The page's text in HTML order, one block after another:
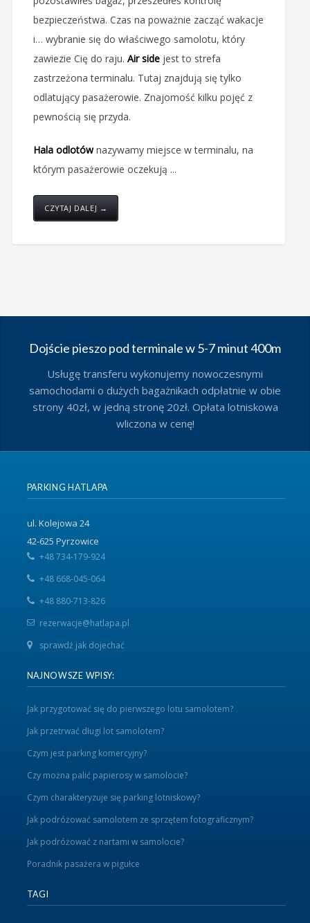
bezpieczeństwa. Czas na poważnie zacząć wakacje
i… wybranie się do właściwego samolotu, który
zawiezie Cię do raju. Air sidejest to strefa
zastrzeżona terminalu. Tutaj znajdują się tylko
odlatujący pasażerowie. Znajomość kilku pojęć z
pewnością się przyda.
Hala odlotównazywamy miejsce w terminalu, na
którym pasażerowie oczekują ...
CZYTAJ DALEJ →
Dojście pieszo pod terminale w 5-7 minut 400m
Usługę transferu wykonujemy nowoczesnymi
samochodami o dużych bagażnikach odpłatnie w obie
strony 40zł, w jedną stronę 20zł. Opłata lotniskowa
wliczona w cenę!
PARKING HATLAPA
ul. Kolejowa 24
42-625 Pyrzowice
+48 734-179-924
+48 668-045-064
+48 880-713-826
rezerwacje@hatlapa.pl
sprawdź jak dojechać
NAJNOWSZE WPISY:
Jak przygotować się do pierwszego lotu samolotem?
Jak przetrwać długi lot samolotem?
Czym jest parking komercyjny?
Czy można palić papierosy w samolocie?
Czym charakteryzuje się parking lotniskowy?
Jak podróżować samolotem ze sprzętem fotograficznym?
Jak podróżować z nartami w samolocie?
Poradnik pasażera w pigułce
TAGI